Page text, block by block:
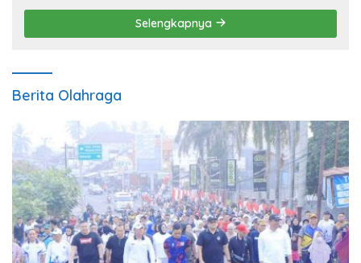
Selengkapnya
Berita Olahraga